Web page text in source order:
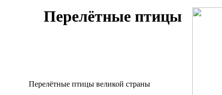
Перелётные птицы
Перелётные птицы великой страны